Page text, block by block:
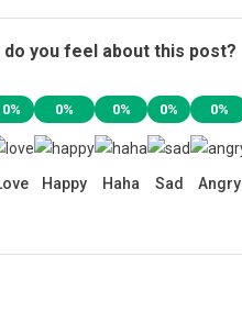
do you feel about this post?
0% 0%
Happy
0%
Haha
0%
Sad
0%
Angry